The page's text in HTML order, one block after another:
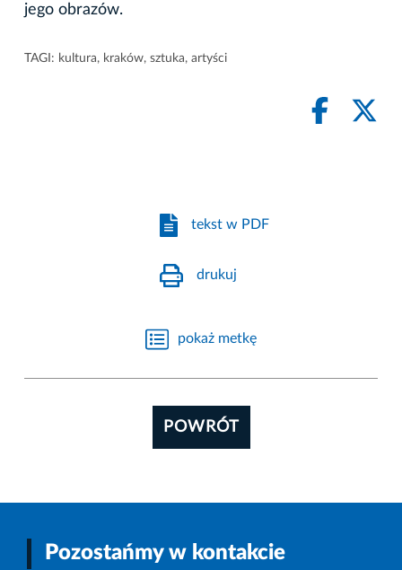
jego obrazów.
TAGI: kultura, kraków, sztuka, artyści
tekst w PDF
drukuj
pokaż metkę
POWRÓT
Pozostańmy w kontakcie